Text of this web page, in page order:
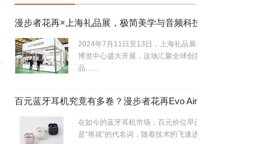
2024年7月11日至13日，上海礼品展在新国际
博览中心盛大开展，这场汇聚全球创意礼
品…...
在如今的蓝牙耳机市场，百元价位早已不再
是“将就”的代名词，随着技术的飞速进步…...